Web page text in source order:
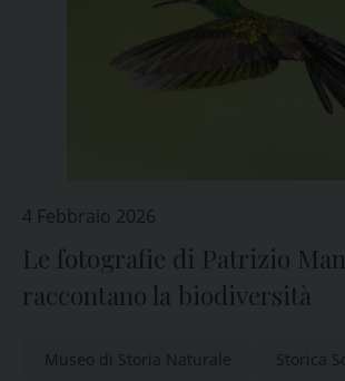
4 Febbraio 2026
Le fotografie di Patrizio
raccontano la biodiversità
Museo di Storia Naturale Storica